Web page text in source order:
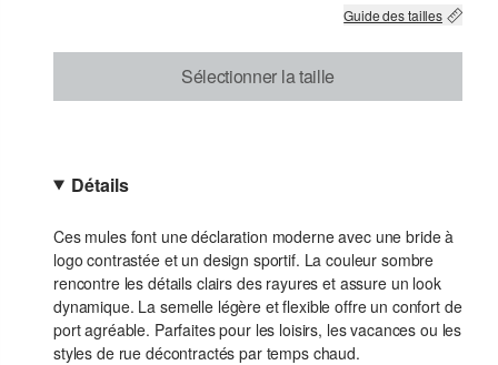
Guide des tailles
Sélectionner la taille
Détails
Ces mules font une déclaration moderne avec une bride à
logo contrastée et un design sportif. La couleur sombre
rencontre les détails clairs des rayures et assure un look
dynamique. La semelle légère et flexible offre un confort de
port agréable. Parfaites pour les loisirs, les vacances ou les
styles de rue décontractés par temps chaud.